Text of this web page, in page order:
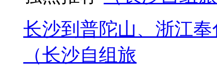
长沙到普陀山、浙江
（长沙自组旅